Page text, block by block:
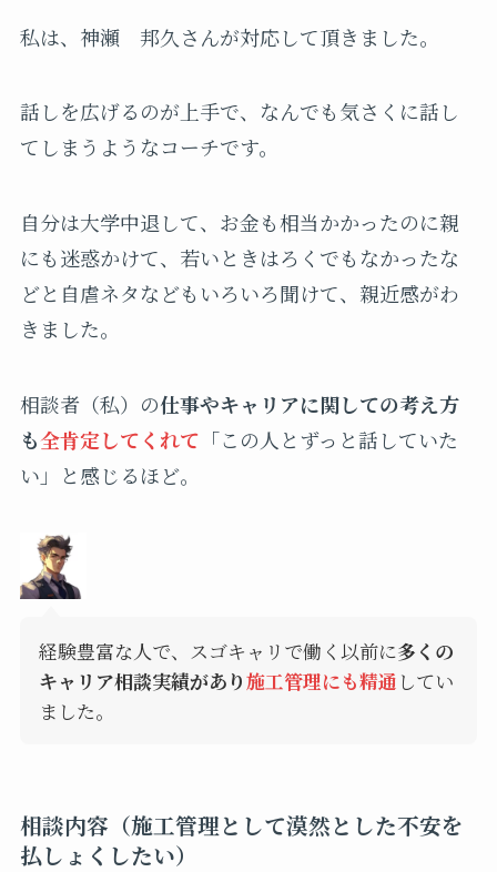
私は、神瀬 邦久さんが対応して頂きました。
話しを広げるのが上手で、なんでも気さくに話し
てしまうようなコーチです。
自分は大学中退して、お金も相当かかったのに親
にも迷惑かけて、若いときはろくでもなかったな
どと自虐ネタなどもいろいろ聞けて、親近感がわ
きました。
相談者（私）の仕事やキャリアに関しての考え方
も全肯定してくれて 「この人とずっと話していた
い」と感じるほど。
経験豊富な人で、スゴキャリで働く以前に多くの
キャリア相談実績があり施工管理にも精通 してい
ました。
相談内容（施工管理として漠然とした不安を
払しょくしたい）